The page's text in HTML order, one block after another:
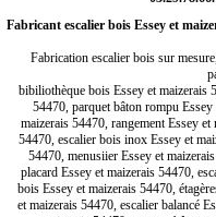
Fabricant escalier bois Essey et
Fabrication escalier bois sur
bibiliothèque bois Essey et maizerais
54470, parquet bâton rompu
maizerais 54470, rangement Essey
54470, escalier bois inox Essey et
54470, menusiier Essey et
placard Essey et maizerais 54470,
bois Essey et maizerais 54470,
et maizerais 54470, escalier balancé